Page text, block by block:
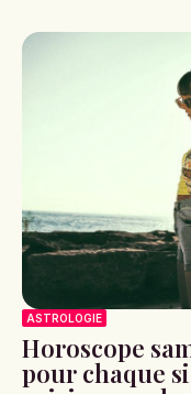
ASTROLOGIE
Horoscope
pour chaque